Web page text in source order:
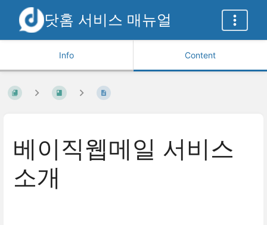
닷홈 서비스 매뉴얼
Info Content
베이직웹메일 서비스
소개